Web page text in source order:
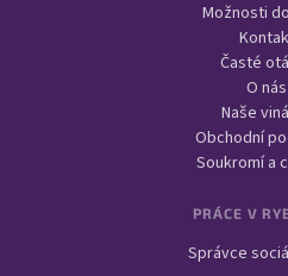
Možnosti
Časté
O nás
Naše
Obchodní
Soukromí a
PRÁCE V
Správce